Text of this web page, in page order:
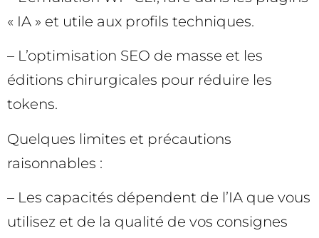
« IA » et utile aux profils techniques.
– L’optimisation SEO de masse et les
éditions chirurgicales pour réduire les
tokens.
Quelques limites et précautions
raisonnables :
– Les capacités dépendent de l’IA que vous
utilisez et de la qualité de vos consignes